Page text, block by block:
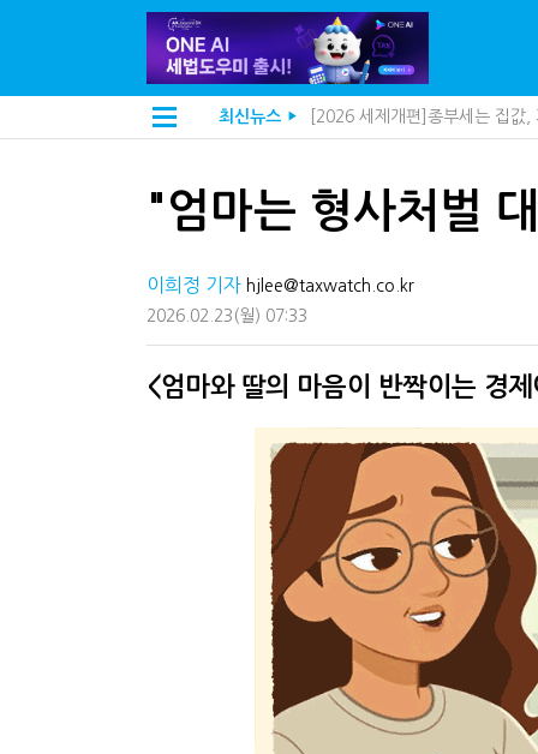
최신뉴스 ▶
[2026 세제개편]종부세는 집값
[2026 세제개편]10년 실거주도
전자담배 통관, 이제 제품이 아
[인터뷰]중앙정부 돈으로만 못
"10년 넘게 7급은 문제"...인사
"정상 승계까지 막을까"…전문
김밥엔 어떤 술 어울릴까?…국
"세무플랫폼 문제 해결될 것"…
배달라이더 원천징수 세금 인
상속·증여세 조사, 이제 코인거
고액자산가 더 옥죈다…해외신
반도체·AI로봇 국내 생산땐 세금
"오래 보유보다 오래 살아야
강남이 좋다는 건 옛말…강서세
[2026 세제개편]"상속 닥치면
"엄마는 형사처벌
이희정 기자 hjlee@taxwatch.co.kr
2026.02.23 (월) 07:33
<엄마와 딸의 마음이 반짝이는 경